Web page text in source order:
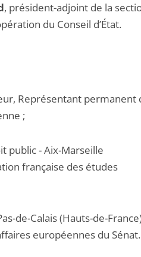
, président-adjoint de la
du Conseil d’État.
Représentant permanent
;
public - Aix-Marseille
française des études
de-Calais (Hauts-de-
européennes du Sénat.